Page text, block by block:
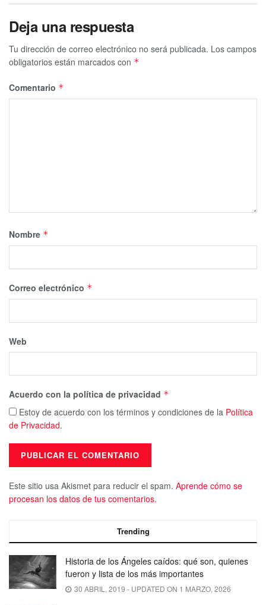
Deja una respuesta
Tu dirección de correo electrónico no será publicada. Los campos
obligatorios están marcados con *
Comentario *
Nombre *
Correo electrónico *
Web
Acuerdo con la política de privacidad *
Estoy de acuerdo con los términos y condiciones de la Política
de Privacidad.
Este sitio usa Akismet para reducir el spam. Aprende cómo se
procesan los datos de tus comentarios.
Trending
Historia de los Ángeles caídos: qué son, quienes
fueron y lista de los más importantes
30 ABRIL, 2019 - UPDATED ON 1 MARZO, 2026